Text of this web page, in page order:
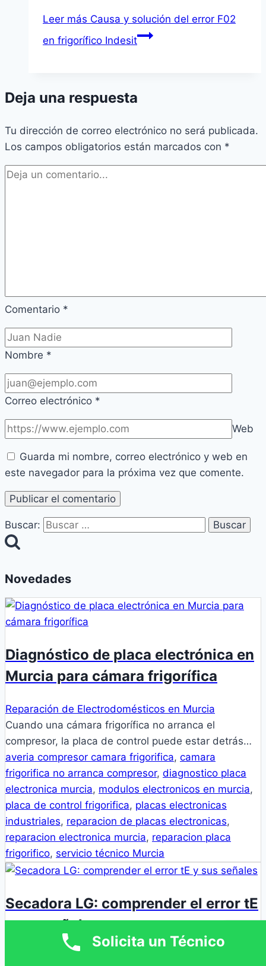
Leer más Causa y solución del error F02
en frigorífico Indesit
Deja una respuesta
Tu dirección de correo electrónico no será publicada.
Los campos obligatorios están marcados con *
Comentario *
Nombre *
Correo electrónico *
Web
Guarda mi nombre, correo electrónico y web en
este navegador para la próxima vez que comente.
Buscar:
Novedades
Diagnóstico de placa electrónica en
Murcia para cámara frigorífica
Reparación de Electrodomésticos en Murcia
Cuando una cámara frigorífica no arranca el
compresor, la placa de control puede estar detrás…
averia compresor camara frigorifica, camara
frigorifica no arranca compresor, diagnostico placa
electronica murcia, modulos electronicos en murcia,
placa de control frigorifica, placas electronicas
industriales, reparacion de placas electronicas,
reparacion electronica murcia, reparacion placa
frigorifico, servicio técnico Murcia
Secadora LG: comprender el error tE
y sus señales
Solicita un Técnico